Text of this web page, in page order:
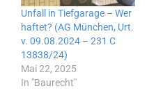
zurückerstattet werden
muss. Koffer war nach
dem Flug nicht mehr…
Unfall in Tiefgarage – Wer
haftet? (AG München, Urt.
v. 09.08.2024 – 231 C
13838/24)
Mai 22, 2025
In "Baurecht"